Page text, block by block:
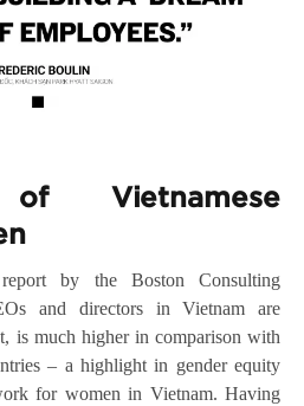
of Vietnamese
by the Boston Consulting
and directors in Vietnam are
is much higher in comparison with
– a highlight in gender equity
for women in Vietnam. Having